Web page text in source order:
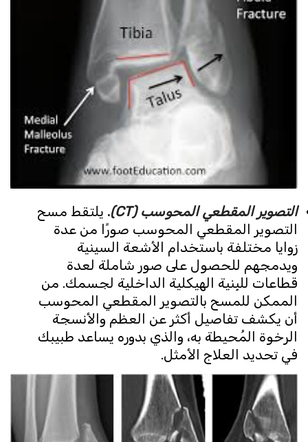
التصوير المقطعي المحوسب (CT) .يلتقط مسح
التصوير المقطعي المحوسب صورًا من عدة
زوايا مختلفة باستخدام الأشعة السينية
ويدمجهم للحصول على صور شاملة لعدة
قطاعات للبِنية الهيكلية الداخلية لجسمك. من
الممكن للمسح بالتصوير المقطعي المحوسب
أن يكشف تفاصيل أكثر عن العظم والأنسجة
الرخوة المُحيطة به، والذي بدوره يساعد طبيبك
في تحديد العلاج الأمثل.